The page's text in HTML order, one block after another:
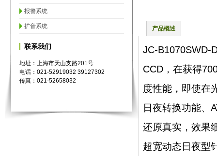
报警系统
扩音系统
联系我们
地址：上海市天山支路201号
电话：021-52919032 39127302
传真：021-52658032
产品概述
JC-B1070SWD-
CCD，在获得
度性能，即使在
日夜转换功能、
还原真实，效果
超宽动态日夜型